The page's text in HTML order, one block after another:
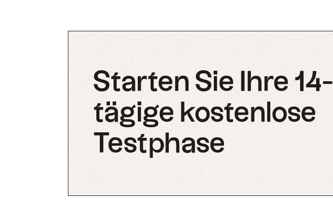
Starten Sie Ihre 14-
tägige kostenlose
Testphase